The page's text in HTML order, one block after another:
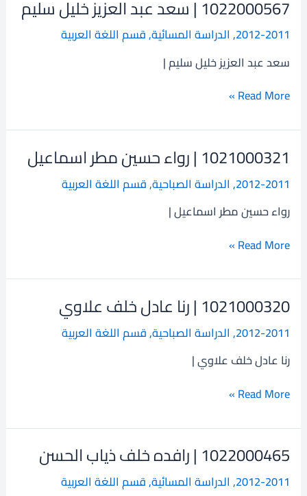
1022000567 | سعد عبد العزيز خليل سليم
2012-2011
, الدراسة المسائية,قسم اللغة العربية
سعد عبد العزيز خليل سليم |
1022000567
سعد
عبد
العزيز
خليل
سليم
Read More »
1021000321 | رواء حسين مطر اسماعيل
2012-2011
, الدراسة الصباحية,قسم اللغة العربية
رواء حسين مطر اسماعيل |
1021000321
رواء
حسين
مطر
اسماعيل
Read More »
1021000320 | رنا عادل خلف علاوي
2012-2011
, الدراسة الصباحية,قسم اللغة العربية
رنا عادل خلف علاوي |
1021000320
رنا
عادل
خلف
علاوي
Read More »
1022000465 | رافده خلف ذياب الحسن
2012-2011
, الدراسة المسائية,قسم اللغة العربية
1022000465
رافده